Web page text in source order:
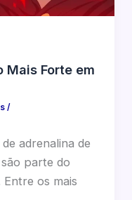
Mais Forte em
/
adrenalina de
parte do
os mais